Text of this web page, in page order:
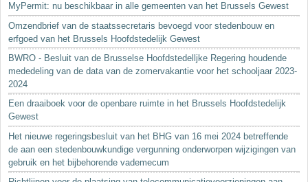
MyPermit: nu beschikbaar in alle gemeenten van het Brussels Gewest
Omzendbrief van de staatssecretaris bevoegd voor stedenbouw en
erfgoed van het Brussels Hoofdstedelijk Gewest
BWRO - Besluit van de Brusselse Hoofdstedelljke Regering houdende
mededeling van de data van de zomervakantie voor het schooljaar 2023-
2024
Een draaiboek voor de openbare ruimte in het Brussels Hoofdstedelijk
Gewest
Het nieuwe regeringsbesluit van het BHG van 16 mei 2024 betreffende
de aan een stedenbouwkundige vergunning onderworpen wijzigingen van
gebruik en het bijbehorende vademecum